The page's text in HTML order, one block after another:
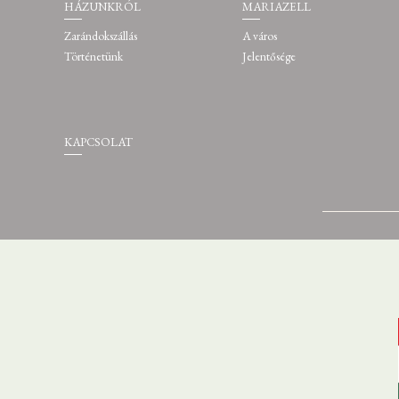
HÁZUNKRÓL
Zarándokszállás
Történetünk
MARIAZELL
A város
Jelentősége
KAPCSOLAT